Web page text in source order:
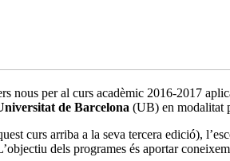
nous per al curs acadèmic 2016-2017
de Barcelona (UB) en modalitat
curs arriba a la seva tercera edició),
dels programes és aportar